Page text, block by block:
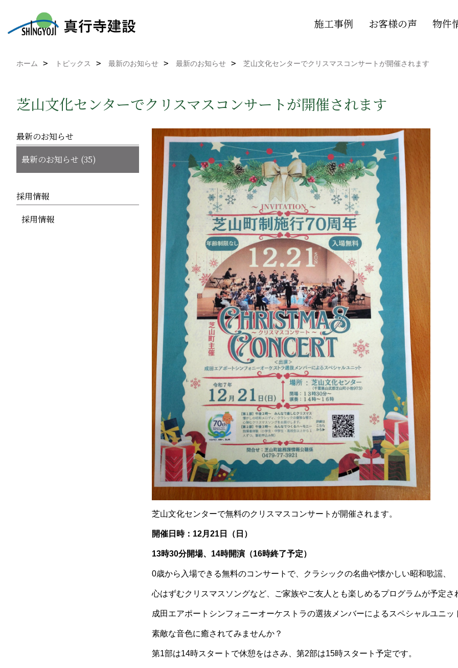
施工事例 お客様の声 物件
ホーム トピックス 最新のお知らせ 最新のお知らせ 芝山文化センターでクリスマスコンサートが開催されます
芝山文化センターでクリスマスコンサートが開催されます
芝山文化センターで無料のクリスマスコンサートが開催されます。
開催日時：12月21日（日）
13時30分開場、14時開演（16時終了予定）
0歳から入場できる無料のコンサートで、クラシックの名曲や懐かしい昭和歌謡、
心はずむクリスマスソングなど、ご家族やご友人とも楽しめるプログラムが予定さ
成田エアポートシンフォニーオーケストラの選抜メンバーによるスペシャルユニッ
素敵な音色に癒されてみませんか？
第1部は14時スタートで休憩をはさみ、第2部は15時スタート予定です。
最新のお知らせ
最新のお知らせ (35)
採用情報
採用情報